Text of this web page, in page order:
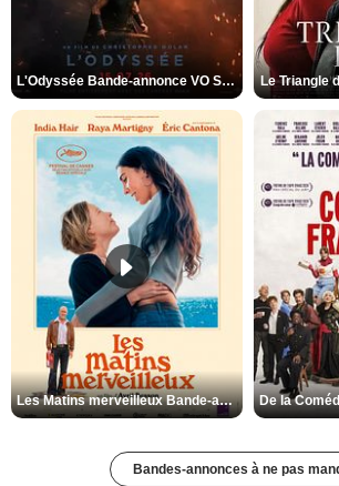
L'Odyssée Bande-annonce VO STFR Le Triangle
Les Matins merveilleux Bande-annonce VF
Bandes-annonces à ne pas